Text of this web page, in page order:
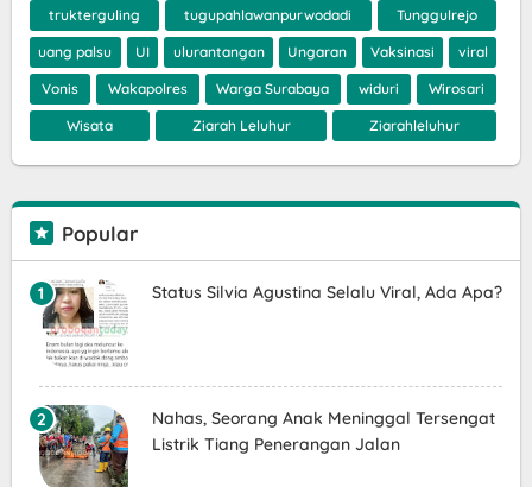
trukterguling tugupahlawanpurwodadi Tunggulrejo
uang palsu UI ulurantangan Ungaran Vaksinasi viral
Vonis Wakapolres Warga Surabaya widuri Wirosari
Wisata Ziarah Leluhur Ziarahleluhur
Popular
Status Silvia Agustina Selalu Viral, Ada Apa?
Nahas, Seorang Anak Meninggal Tersengat
Listrik Tiang Penerangan Jalan